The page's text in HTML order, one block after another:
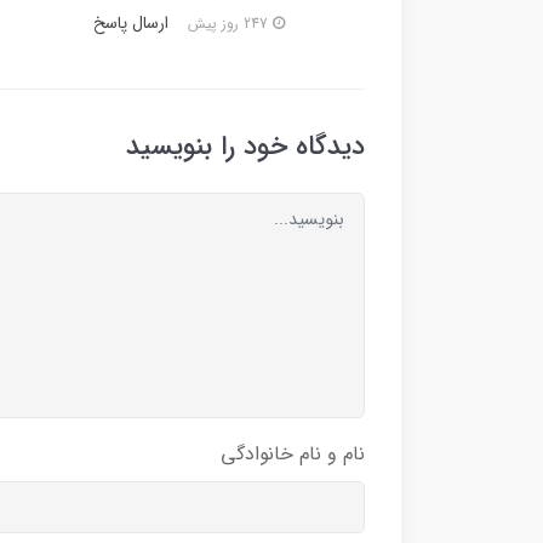
ارسال پاسخ
دیدگاه خود را بنویسید
نام و نام خانوادگی